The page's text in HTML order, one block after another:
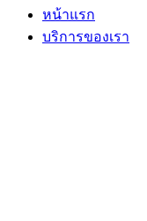
หน้าแรก
บริการของเรา